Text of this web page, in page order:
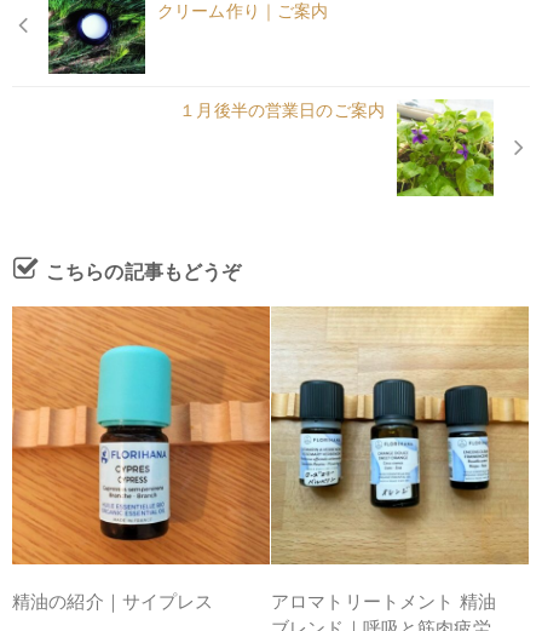
クリーム作り｜ご案内
１月後半の営業日のご案内
こちらの記事もどうぞ
精油の紹介｜サイプレス
アロマトリートメント 精油